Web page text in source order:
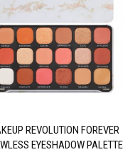
REVOLUTION FOREVER
EYESHADOW PALETTE